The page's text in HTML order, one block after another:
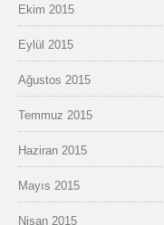
Ekim 2015
Eylül 2015
Ağustos 2015
Temmuz 2015
Haziran 2015
Mayıs 2015
Nisan 2015